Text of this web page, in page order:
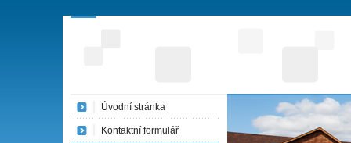
Úvodní stránka
Kontaktní formulář